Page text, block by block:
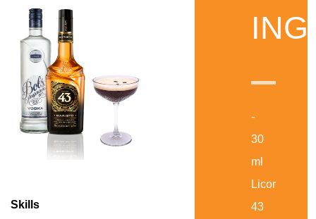
Skills
-
30
ml
Licor
43